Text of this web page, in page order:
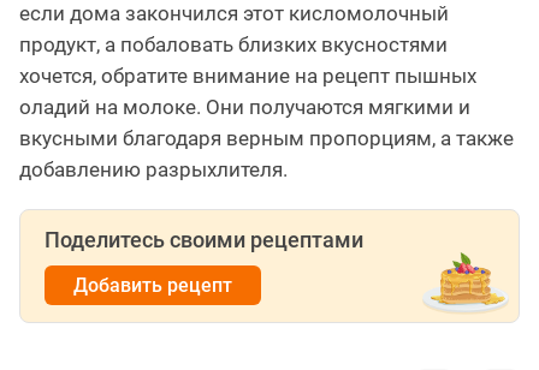
если дома закончился этот кисломолочный
продукт, а побаловать близких вкусностями
хочется, обратите внимание на рецепт пышных
оладий на молоке. Они получаются мягкими и
вкусными благодаря верным пропорциям, а также
добавлению разрыхлителя.
Поделитесь своими рецептами
Добавить рецепт